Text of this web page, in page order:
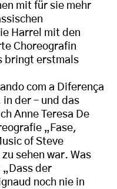
mit für sie mehr
Harrel mit den
Choreografin
bringt erstmals
com a Diferença
der – und das
Anne Teresa De
„Fase,
of Steve
sehen war. Was
„Dass der
noch nie in